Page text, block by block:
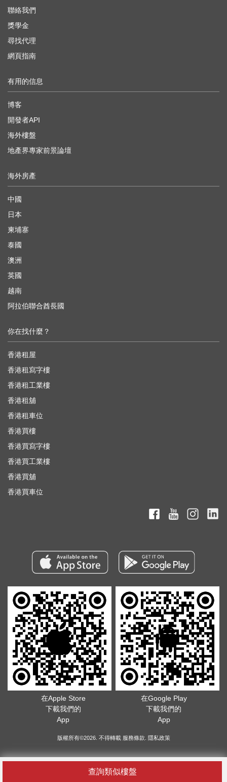
查詢類似樓盤
聯絡我們
獎學金
尋找代理
網頁指南
有用的信息
博客
開發者API
海外樓盤
地產界專家前景論壇
海外房產
中國
日本
柬埔寨
泰國
澳洲
英國
越南
阿拉伯聯合酋長國
你在找什麼？
香港租屋
香港租寫字樓
香港租工業樓
香港租舖
香港租車位
香港買樓
香港買寫字樓
香港買工業樓
香港買舖
香港買車位
在Apple Store
下載我們的
App
在Google Play
下載我們的
App
版權所有©2026. 不得轉載 服務條款 隱私政策